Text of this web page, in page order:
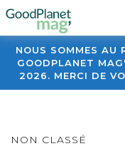
NOUS SOMMES AU
GOODPLANET
2026. MERCI DE
NON CLASSÉ